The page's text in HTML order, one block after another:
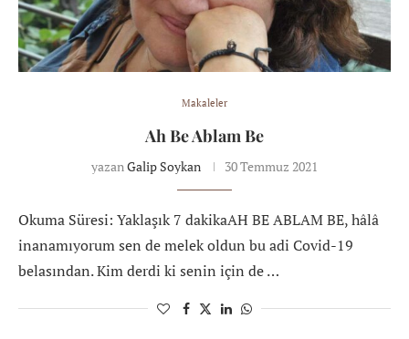
Makaleler
Ah Be Ablam Be
yazanGalip Soykan 30 Temmuz 2021
Okuma Süresi: Yaklaşık 7 dakikaAH BE ABLAM BE, hâlâ
inanamıyorum sen de melek oldun bu adi Covid-19
belasından. Kim derdi ki senin için de …